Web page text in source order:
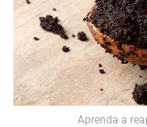
Aprenda a